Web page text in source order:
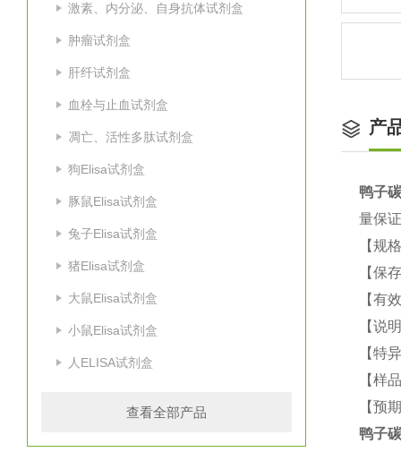
激素、内分泌、自身抗体试剂盒
肿瘤试剂盒
肝纤试剂盒
血栓与止血试剂盒
凋亡、活性多肽试剂盒
狗Elisa试剂盒
豚鼠Elisa试剂盒
兔子Elisa试剂盒
猪Elisa试剂盒
大鼠Elisa试剂盒
小鼠Elisa试剂盒
人ELISA试剂盒
查看全部产品
产
鸭子
量保
【规
【保
【有
【说
【特
【样
【预
鸭子